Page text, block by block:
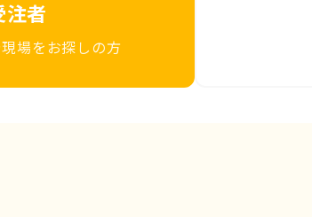
注者
場をお探しの方